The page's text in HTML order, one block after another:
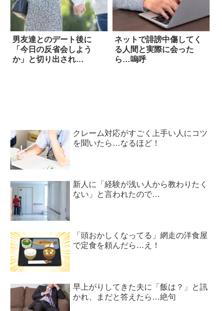
男友達とのデート後に
「今日の反省会しよう
か」と切り出され…
ネットで誹謗中傷してく
る人間と実際に会った
ら…嗚呼
クレーム対応がすごく上手い人にコツ
を聞いたら…なるほど！
新人に「経験が浅い人から教わりたく
ない」と言われたので…
「頭おかしくなってる」網走の洋食屋
で定食を頼んだら…え！
早上がりしてきた夫に「飯は？」と訊
かれ、まだと答えたら…絶句